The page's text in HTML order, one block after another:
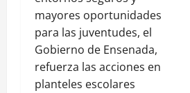
mayores oportunidades
para las juventudes, el
Gobierno de Ensenada,
refuerza las acciones en
planteles escolares